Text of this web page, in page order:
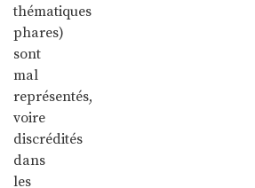
thématiques
phares)
sont
mal
représentés,
voire
discrédités
dans
les